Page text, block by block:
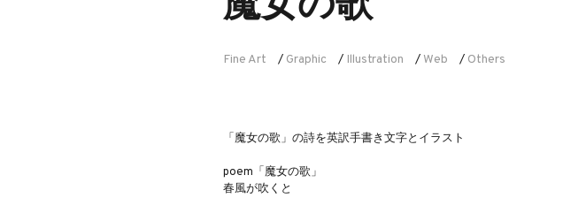
Fine Art / Graphic / Illustration / Web / Others
「魔女の歌」の詩を英訳手書き文字とイラスト
poem「魔女の歌」
春風が吹くと